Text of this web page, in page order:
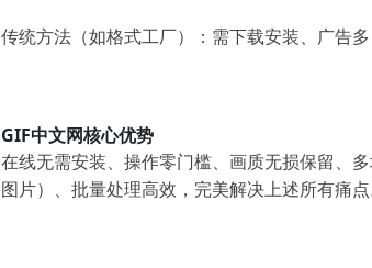
传统方法（如格式工厂）：需下载安装、广告
GIF中文网核心优势
在线无需安装、操作零门槛、画质无损保留、
图片）、批量处理高效，完美解决上述所有痛点